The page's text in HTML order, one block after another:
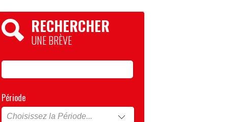
RECHERCHER
UNE BRÈVE
Période